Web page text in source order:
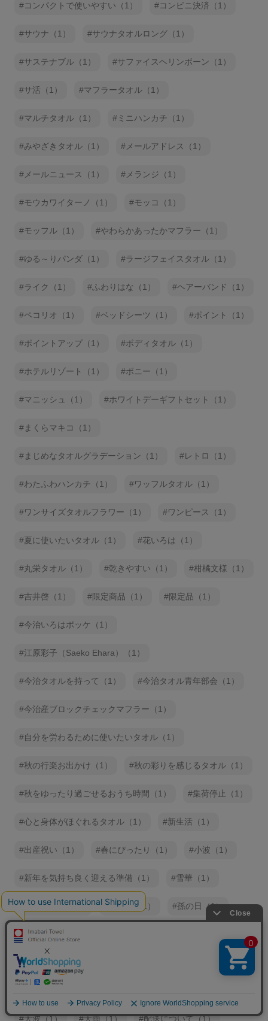
コンパクトで使いやすい（1） コンビニ決済（1）
サウナ（1） サウナタオルロング（1）
サステナブル（1） サファイスヘリンボーン（1）
サ活（1） マフラータオル（1）
マルチタオル（1） ミニハンカチ（1）
みやざきタオル（1） メールアドレス（1）
メールニュース（1） メランジ（1）
モウカワイターノ（1） モッコ（1）
モッフル（1） やわらかあったかマフラー（1）
ゆる～りパンダ（1） ラージフェイスタオル（1）
ライク（1） ふわりはな（1） ヘアーバンド（1）
ペコリオ（1） ベッドシーツ（1） ポイント（1）
ポイントアップ（1） ボディタオル（1）
ホテルリゾート（1） ボニー（1）
マニッシュ（1） ホワイトデーギフトセット（1）
まくらマキコ（1）
まじめなタオルグラデーション（1） レトロ（1）
わたふわハンカチ（1） ワッフルタオル（1）
ワンサイズタオルフラワー（1） ワンピース（1）
夏に使いたいタオル（1） 花いろは（1）
丸栄タオル（1） 乾きやすい（1） 柑橘文様（1）
吉井啓（1） 限定商品（1） 限定品（1）
今治いろはポッケ（1）
江原彩子（Saeko Ehara）（1）
今治タオルを持って（1） 今治タオル青年部会（1）
今治産ブロックチェックマフラー（1）
自分を労わるために使いたいタオル（1）
秋の行楽お出かけ（1） 秋の彩りを感じるタオル（1）
秋をゆったり過ごせるおうち時間（1） 集荷停止（1）
心と身体がほぐれるタオル（1） 新生活（1）
出産祝い（1） 春にぴったり（1） 小波（1）
新年を気持ち良く迎える準備（1） 雪華（1）
川又タオル（1） 速乾性（1） 孫の日（1）
渡辺パイル（1）
日本の伝統色（1）
大波（1） 大雨（1） 配送について（1）